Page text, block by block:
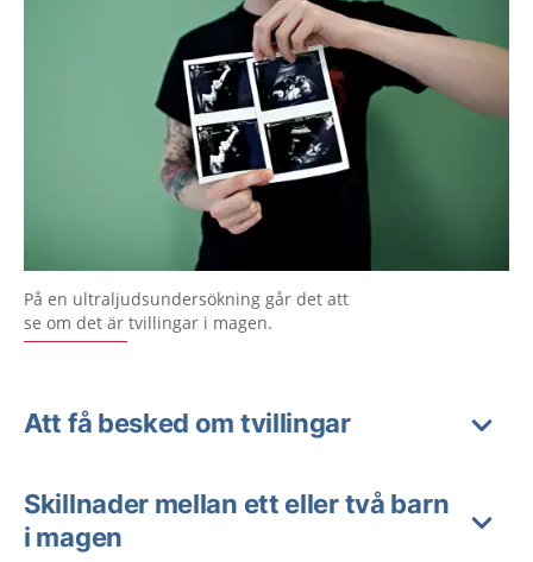
På en ultraljudsundersökning går det att
se om det är tvillingar i magen.
Att få besked om tvillingar
Skillnader mellan ett eller två barn
i magen